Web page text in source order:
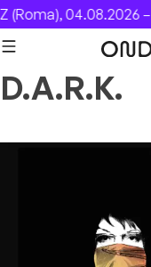
Skip to content
(Roma), 04.08.2026 –
D.A.R.K.